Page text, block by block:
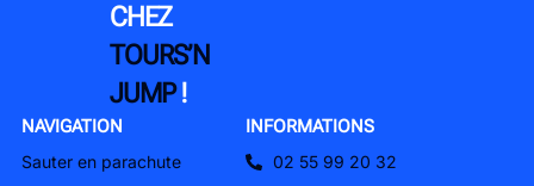
CHEZ
TOURS’N
JUMP!
NAVIGATION
Sauter en parachute
INFORMATIONS
02 55 99 20 32